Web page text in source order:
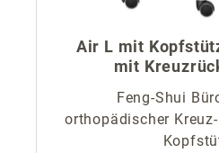
Air L mit
mit
Feng-Shui
orthopädischer